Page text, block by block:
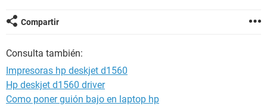
Compartir
Consulta también:
Impresoras hp deskjet d1560
Hp deskjet d1560 driver
Como poner guión bajo en laptop hp